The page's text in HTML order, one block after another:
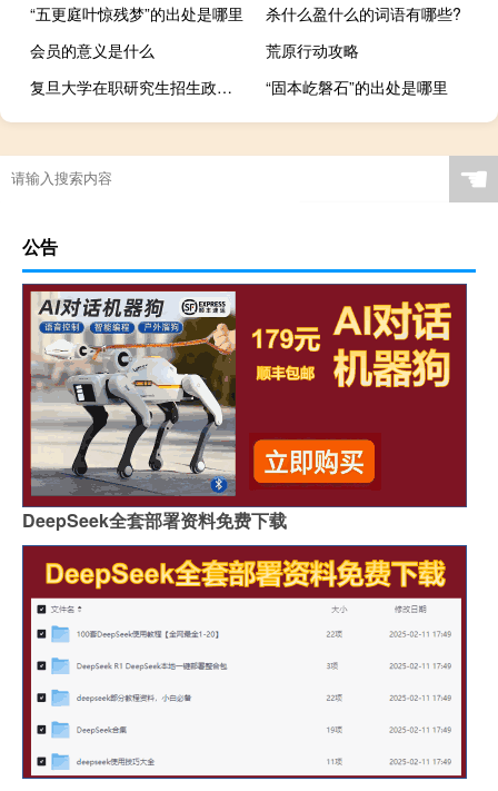
“五更庭叶惊残梦”的出处是哪里
杀什么盈什么的词语有哪些?
会员的意义是什么
荒原行动攻略
复旦大学在职研究生招生政策有变动吗
“固本屹磐石”的出处是哪里
☚
公告
DeepSeek全套部署资料免费下载